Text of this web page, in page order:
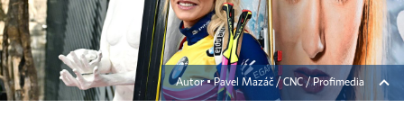
Autor ▪Pavel Mazáč / CNC / Profimedia